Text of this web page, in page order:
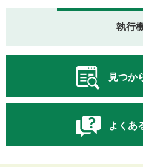
執行
見つか
よくあ